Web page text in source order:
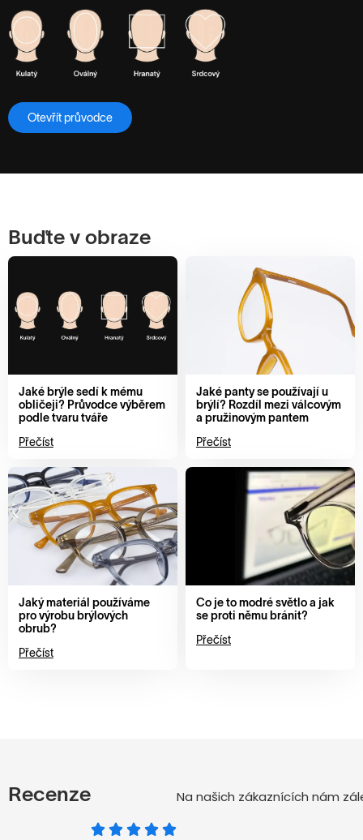
Otevřít průvodce
Buďte v obraze
Jaké brýle sedí k mému
obličeji? Průvodce výběrem
podle tvaru tváře
Přečíst
Jaké panty se používají u
brýlí? Rozdíl mezi válcovým
a pružinovým pantem
Přečíst
Jaký materiál používáme
pro výrobu brýlových
obrub?
Přečíst
Co je to modré světlo a jak
se proti němu bránit?
Přečíst
Recenze Na našich zákaznících nám